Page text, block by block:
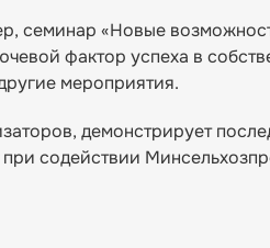
семинар «Новые
фактор успеха в
мероприятия.
демонстрирует
содействии